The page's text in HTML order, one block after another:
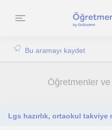
Bu aramayı kaydet
Öğretmenler
Lgs hazırlık, ortaokul takviye